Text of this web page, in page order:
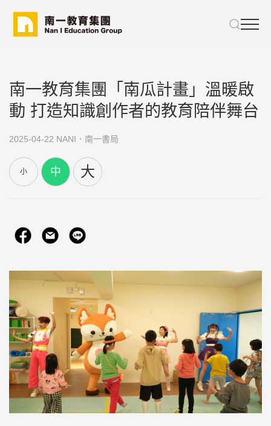
南一教育集團「南瓜計畫」溫暖啟
動 打造知識創作者的教育陪伴舞台
2025-04-22 NANI．南一書局
小 中 大